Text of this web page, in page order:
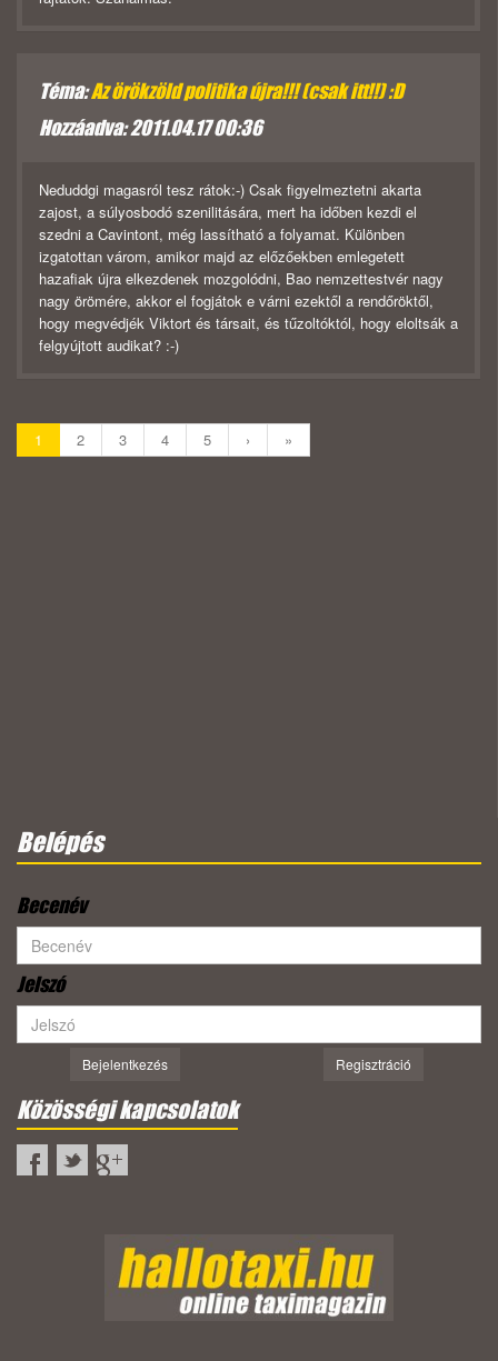
Téma:Az örökzöld politika újra!!! (csak itt!!) :D
Hozzáadva: 2011.04.17 00:36
Neduddgi magasról tesz rátok:-) Csak figyelmeztetni akarta
zajost, a súlyosbodó szenilitására, mert ha időben kezdi el
szedni a Cavintont, még lassítható a folyamat. Különben
izgatottan várom, amikor majd az előzőekben emlegetett
hazafiak újra elkezdenek mozgolódni, Bao nemzettestvér nagy
nagy örömére, akkor el fogjátok e várni ezektől a rendőröktől,
hogy megvédjék Viktort és társait, és tűzoltóktól, hogy eloltsák a
felgyújtott audikat? :-)
1 2 3 4 5 › »
Belépés
Becenév
Jelszó
Bejelentkezés Regisztráció
Közösségi kapcsolatok